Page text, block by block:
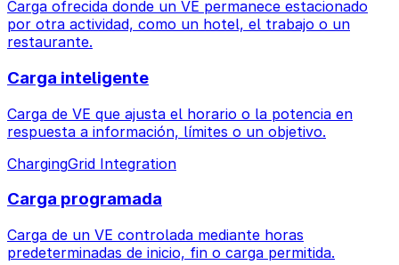
Carga ofrecida donde un VE permanece estacionado
por otra actividad, como un hotel, el trabajo o un
restaurante.
Carga inteligente
Carga de VE que ajusta el horario o la potencia en
respuesta a información, límites o un objetivo.
ChargingGrid Integration
Carga programada
Carga de un VE controlada mediante horas
predeterminadas de inicio, fin o carga permitida.